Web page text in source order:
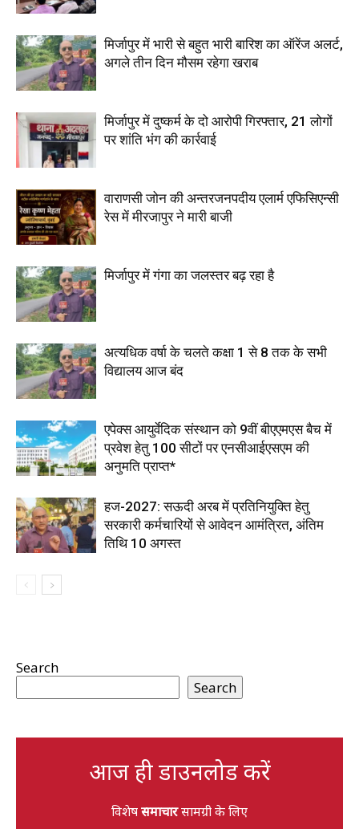
मिर्जापुर में भारी से बहुत भारी बारिश का ऑरेंज अलर्ट,
अगले तीन दिन मौसम रहेगा खराब
मिर्जापुर में दुष्कर्म के दो आरोपी गिरफ्तार, 21 लोगों
पर शांति भंग की कार्रवाई
वाराणसी जोन की अन्तरजनपदीय एलार्म एफिसिएन्सी
रेस में मीरजापुर ने मारी बाजी
मिर्जापुर में गंगा का जलस्तर बढ़ रहा है
अत्यधिक वर्षा के चलते कक्षा 1 से 8 तक के सभी
विद्यालय आज बंद
एपेक्स आयुर्वेदिक संस्थान को 9वीं बीएएमएस बैच में
प्रवेश हेतु 100 सीटों पर एनसीआईएसएम की
अनुमति प्राप्त*
हज-2027: सऊदी अरब में प्रतिनियुक्ति हेतु
सरकारी कर्मचारियों से आवेदन आमंत्रित, अंतिम
तिथि 10 अगस्त
Search
Search
आज ही डाउनलोड करें
विशेषसमाचारसामग्री के लिए